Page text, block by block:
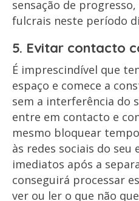
sensação de
fulcrais neste período
5. Evitar contacto
É imprescindível que
espaço e comece a
sem a interferência do
entre em contacto e
mesmo bloquear
às redes sociais do
imediatos após a
conseguirá processar
ver ou ler o que não